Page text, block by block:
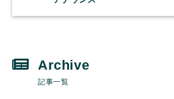
記事一覧